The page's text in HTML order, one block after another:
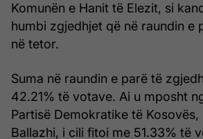
Komunën e Hanit të Elezit, si
humbi zgjedhjet që në raundin e
në tetor.
Suma në raundin e parë të
42.21% të votave. Ai u mposht
Partisë Demokratike të Kosovës,
Ballazhi, i cili fitoi me 51.33% të